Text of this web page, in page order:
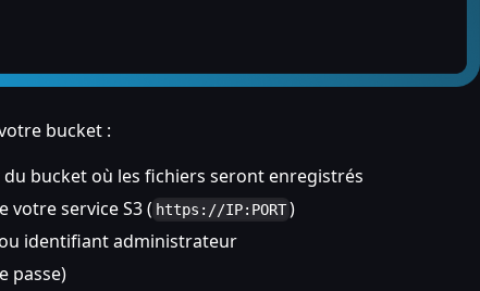
bucket :
bucket où les fichiers seront enregistrés
service S3 ( https://IP:PORT)
identifiant administrateur
passe)